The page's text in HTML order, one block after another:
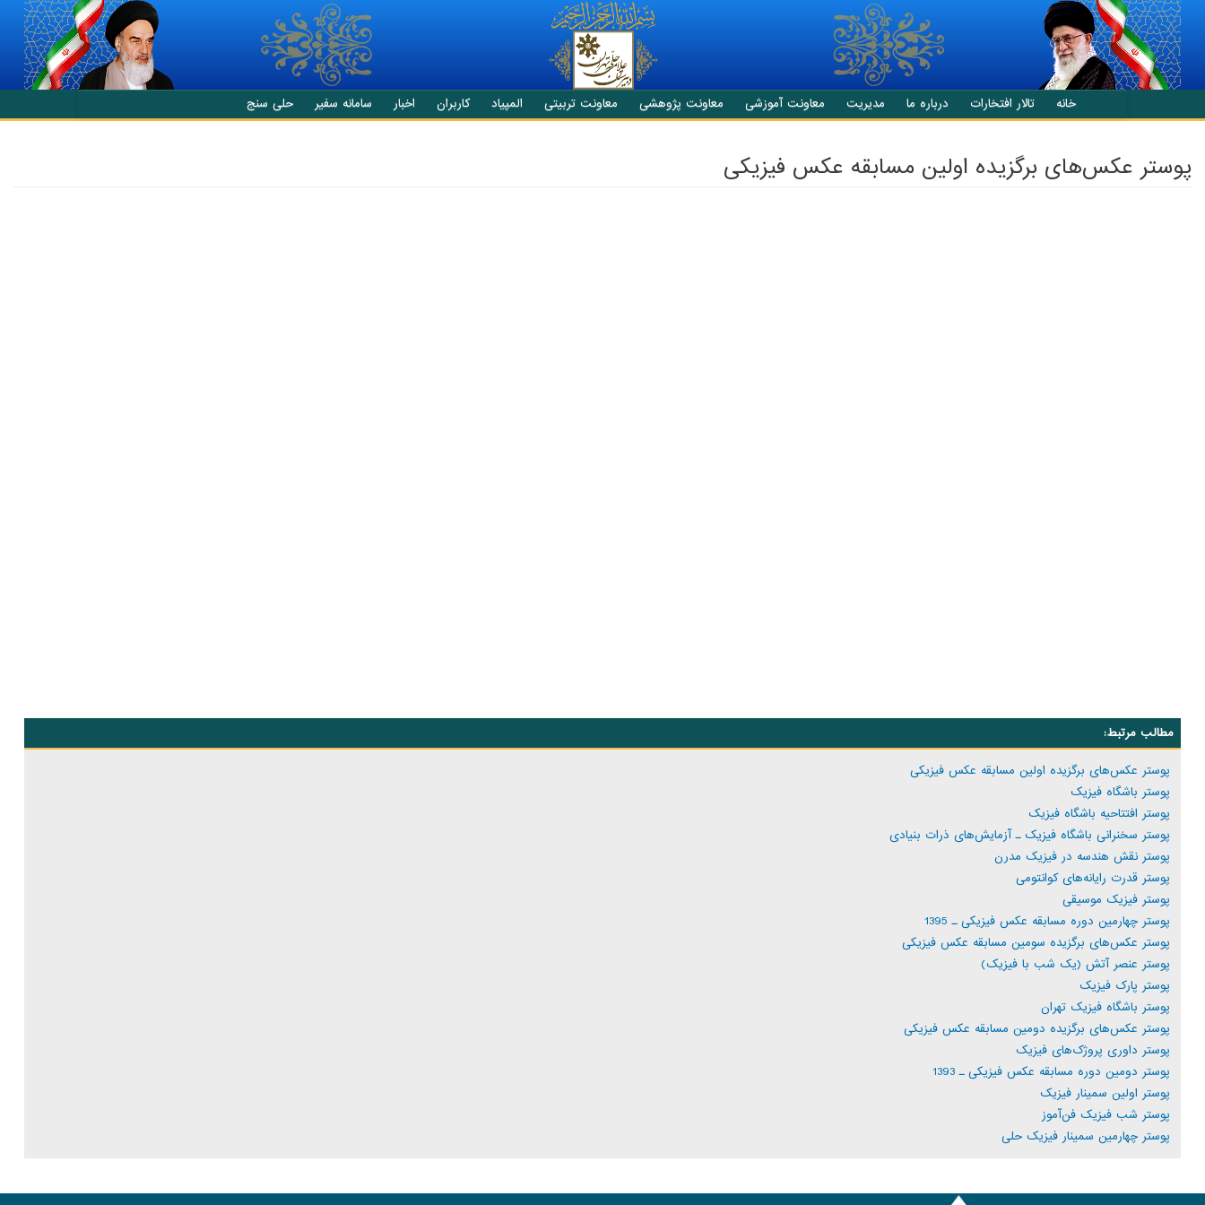
انتقال به محتوای اصلی
خانه تالار افتخارات درباره ما مدیریت معاونت آموزشی معاونت پژوهشی معاونت تربیتی المپیاد کاربران اخبار سامانه سفیر حلی سنج
پوستر عکس‌های برگزیده اولین مسابقه عکس فیزیکی
مطالب مرتبط:
پوستر عکس‌های برگزیده اولین مسابقه عکس فیزیکی
پوستر باشگاه فیزیک
پوستر افتتاحیه باشگاه فیزیک
پوستر سخنرانی باشگاه فیزیک ـ آزمایش‌های ذرات بنیادی
پوستر نقش هندسه در فیزیک مدرن
پوستر قدرت رایانه‌های کوانتومی
پوستر فیزیک موسیقی
پوستر چهارمین دوره مسابقه عکس فیزیکی ـ 1395
پوستر عکس‌های برگزیده سومین مسابقه عکس فیزیکی
پوستر عنصر آتش (یک شب با فیزیک)
پوستر پارک فیزیک
پوستر باشگاه فیزیک تهران
پوستر عکس‌های برگزیده دومین مسابقه عکس فیزیکی
پوستر داوری پروژک‌های فیزیک
پوستر دومین دوره مسابقه عکس فیزیکی ـ 1393
پوستر اولین سمینار فیزیک
پوستر شب فیزیک فن‌آموز
پوستر چهارمین سمینار فیزیک حلی